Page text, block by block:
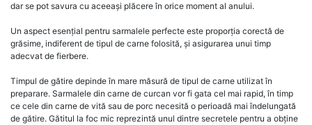
dar se pot savura cu aceeași plăcere în orice moment al anului.
Un aspect esențial pentru sarmalele perfecte este proporția corectă de
grăsime, indiferent de tipul de carne folosită, și asigurarea unui timp
adecvat de fierbere.
Timpul de gătire depinde în mare măsură de tipul de carne utilizat în
preparare. Sarmalele din carne de curcan vor fi gata cel mai rapid, în timp
ce cele din carne de vită sau de porc necesită o perioadă mai îndelungată
de gătire. Gătitul la foc mic reprezintă unul dintre secretele pentru a obține